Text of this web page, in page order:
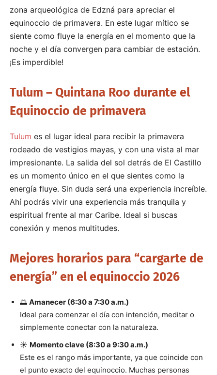
zona arqueológica de Edzná para apreciar el
equinoccio de primavera. En este lugar mítico se
siente como fluye la energía en el momento que la
noche y el día convergen para cambiar de estación.
¡Es imperdible!
Tulum – Quintana Roo durante el
Equinoccio de primavera
Tulum es el lugar ideal para recibir la primavera
rodeado de vestigios mayas, y con una vista al mar
impresionante. La salida del sol detrás de El Castillo
es un momento único en el que sientes como la
energía fluye. Sin duda será una experiencia increíble.
Ahí podrás vivir una experiencia más tranquila y
espiritual frente al mar Caribe. Ideal si buscas
conexión y menos multitudes.
Mejores horarios para “cargarte de
energía” en el equinoccio 2026
🌅 Amanecer (6:30 a 7:30 a.m.)
Ideal para comenzar el día con intención, meditar o
simplemente conectar con la naturaleza.
☀️ Momento clave (8:30 a 9:30 a.m.)
Este es el rango más importante, ya que coincide con
el punto exacto del equinoccio. Muchas personas